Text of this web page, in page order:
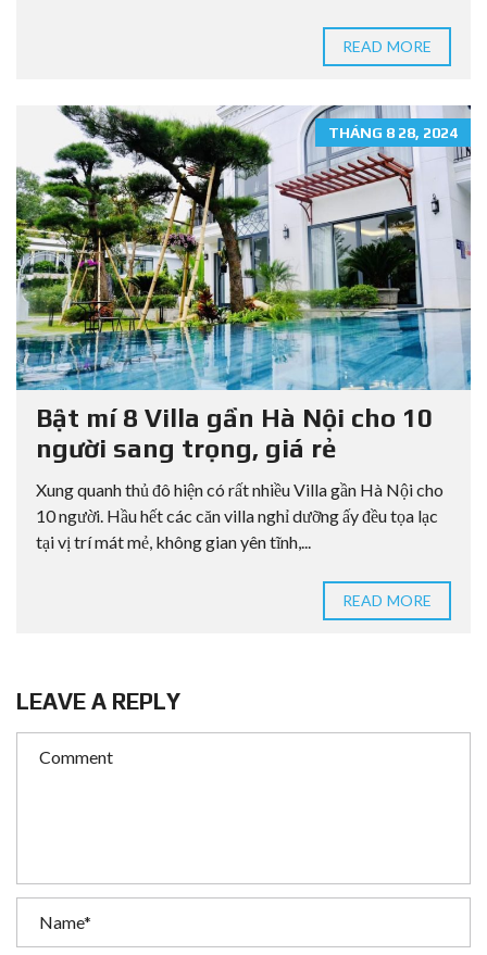
READ MORE
THÁNG 8 28, 2024
Bật mí 8 Villa gần Hà Nội cho 10
người sang trọng, giá rẻ
Xung quanh thủ đô hiện có rất nhiều Villa gần Hà Nội cho
10 người. Hầu hết các căn villa nghỉ dưỡng ấy đều tọa lạc
tại vị trí mát mẻ, không gian yên tĩnh,...
READ MORE
LEAVE A REPLY